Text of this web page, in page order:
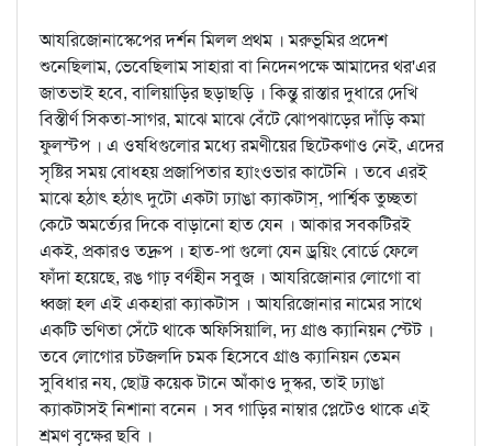
আযরিজোনাস্কেপের দর্শন মিলল প্রথম । মরুভূমির প্রদেশ
শুনেছিলাম, ভেবেছিলাম সাহারা বা নিদেনপক্ষে আমাদের থর'এর
জাতভাই হবে, বালিয়াড়ির ছড়াছড়ি । কিন্তু রাস্তার দুধারে দেখি
বিস্তীর্ণ সিকতা-সাগর, মাঝে মাঝে বেঁটে ঝোপঝাড়ের দাঁড়ি কমা
ফুলস্টপ । এ ওষধিগুলোর মধ্যে রমণীয়ের ছিটেকণাও নেই, এদের
সৃষ্টির সময় বোধহয় প্রজাপিতার হ্যাংওভার কাটেনি । তবে এরই
মাঝে হঠাৎ হঠাৎ দুটো একটা ঢ্যাঙা ক্যাকটাস্‌, পার্শ্বিক তুচ্ছতা
কেটে অমর্ত্যের দিকে বাড়ানো হাত যেন । আকার সবকটিরই
একই, প্রকারও তদ্রুপ । হাত-পা গুলো যেন ড্রয়িং বোর্ডে ফেলে
ফাঁদা হয়েছে, রঙ গাঢ় বর্ণহীন সবুজ । আযরিজোনার লোগো বা
ধ্বজা হল এই একহারা ক্যাকটাস । আযরিজোনার নামের সাথে
একটি ভণিতা সেঁটে থাকে অফিসিয়ালি, দ্য গ্রাণ্ড ক্যানিয়ন স্টেট ।
তবে লোগোর চটজলদি চমক হিসেবে গ্রাণ্ড ক্যানিয়ন তেমন
সুবিধার নয, ছোট্ট কয়েক টানে আঁকাও দুস্কর, তাই ঢ্যাঙা
ক্যাকটাসই নিশানা বনেন । সব গাড়ির নাম্বার প্লেটেও থাকে এই
শ্রমণ বৃক্ষের ছবি ।